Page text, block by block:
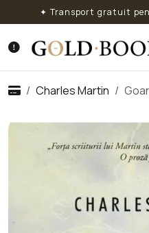
✦ Transport gratuit
Charles Martin